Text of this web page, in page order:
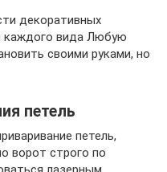
декоративных
каждого вида Любую
своими руками, но
петель
петель,
ворот строго по